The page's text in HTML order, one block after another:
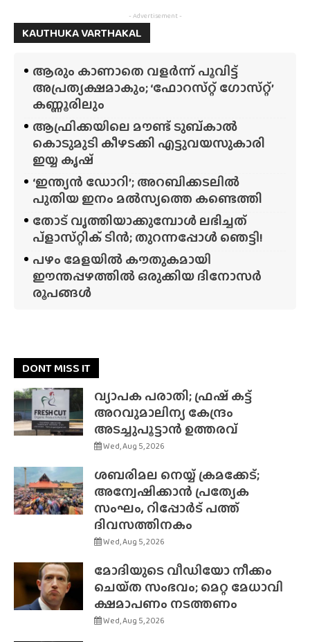
- Advertisement -
KAUTHUKA VARTHAKAL
ആരും കാണാതെ വളർന്ന് പൂവിട്ട്
അപ്രത്യക്ഷമാകും; ‘ഫോറസ്‌റ്റ്‌ ഗോസ്‌റ്റ്’
കണ്ണൂരിലും
ആഫ്രിക്കയിലെ മൗണ്ട് ടുബ്‌കാൽ
കൊടുമുടി കീഴടക്കി എട്ടുവയസുകാരി
ഇയ്യ കൃഷ്
‘ഇന്ത്യൻ ഡോറി’; അറബിക്കടലിൽ
പുതിയ ഇനം മൽസ്യത്തെ കണ്ടെത്തി
തോട് വൃത്തിയാക്കുമ്പോൾ ലഭിച്ചത്
പ്‌ളാസ്‌റ്റിക് ടിൻ; തുറന്നപ്പോൾ ഞെട്ടി!
പഴം മേളയിൽ കൗതുകമായി
ഈന്തപ്പഴത്തിൽ ഒരുക്കിയ ദിനോസർ
രൂപങ്ങൾ
DONT MISS IT
വ്യാപക പരാതി; ഫ്രഷ് കട്ട്
അറവുമാലിന്യ കേന്ദ്രം
അടച്ചുപൂട്ടാൻ ഉത്തരവ്
Wed, Aug 5, 2026
ശബരിമല നെയ്യ് ക്രമക്കേട്;
അന്വേഷിക്കാൻ പ്രത്യേക
സംഘം, റിപ്പോർട് പത്ത്
ദിവസത്തിനകം
Wed, Aug 5, 2026
മോദിയുടെ വീഡിയോ നീക്കം
ചെയ്‌ത സംഭവം; മെറ്റ മേധാവി
ക്ഷമാപണം നടത്തണം
Wed, Aug 5, 2026